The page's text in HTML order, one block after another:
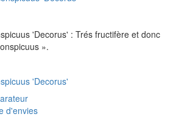
'Decorus' : Trés fructifère et donc
».
'Decorus'
d'envies